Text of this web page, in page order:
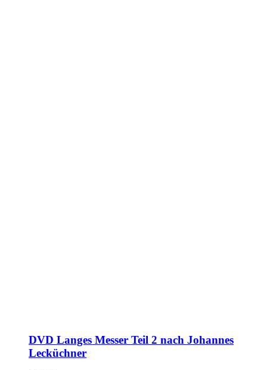
DVD Langes Messer Teil 2 nach Johannes
Lecküchner